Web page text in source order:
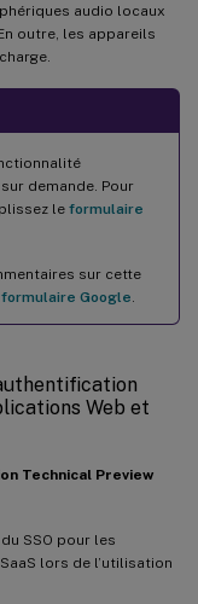
audio locaux
outre, les appareils
demande. Pour
le formulaire
sur cette
formulaire Google
Web et
Technical Preview
SSO pour les
lors de l’utilisation